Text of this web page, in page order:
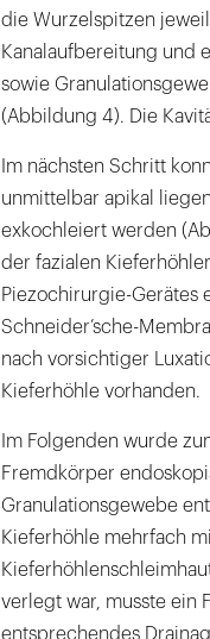
die Wurzelspitzen
Kanalaufbereitung und
sowie
(Abbildung 4). Die
Im nächsten Schritt
unmittelbar apikal
exkochleiert werden
der fazialen
Piezochirurgie-Gerätes
Schneider’sche-
nach vorsichtiger
Kieferhöhle vorhanden.
Im Folgenden wurde
Fremdkörper
Granulationsgewebe
Kieferhöhle mehrfach
verlegt war, musste ein
entsprechendes